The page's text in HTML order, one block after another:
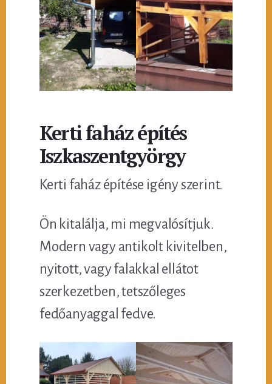
Kerti faház építés
Iszkaszentgyörgy
Kerti faház építése igény szerint.
Ön kitalálja, mi megvalósítjuk.
Modern vagy antikolt kivitelben,
nyitott, vagy falakkal ellátot
szerkezetben, tetszőleges
fedőanyaggal fedve.